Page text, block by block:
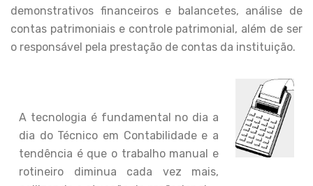
demonstrativos financeiros e balancetes, análise de
contas patrimoniais e controle patrimonial, além de ser
o responsável pela prestação de contas da instituição.
A tecnologia é fundamental no dia a
dia do Técnico em Contabilidade e a
tendência é que o trabalho manual e
rotineiro diminua cada vez mais,